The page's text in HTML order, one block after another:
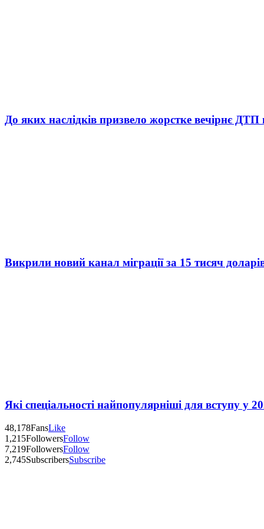
До яких наслідків призвело жорстке вечірнє ДТП
Викрили новий канал міграції за 15 тисяч
Які спеціальності найпопулярніші для вступу у
48,178FansLike
1,215FollowersFollow
7,219FollowersFollow
2,745SubscribersSubscribe